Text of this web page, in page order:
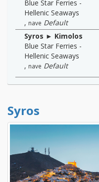
Blue Star Ferries -
Hellenic Seaways
, nave Default
Syros ► Kimolos
Blue Star Ferries -
Hellenic Seaways
, nave Default
Syros